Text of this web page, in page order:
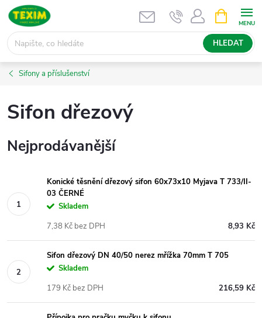
Přejít
obsah
HLEDAT
NÁKUPNÍ
KOŠÍK
Sifony a příslušenství
Sifon dřezový
Nejprodávanější
Konické těsnění dřezový sifon 60x73x10 Myjava T 733/II-
03 ČERNÉ
Skladem
8,93 Kč
7,38 Kč bez DPH
Sifon dřezový DN 40/50 nerez mřížka 70mm T 705
Skladem
216,59 Kč
179 Kč bez DPH